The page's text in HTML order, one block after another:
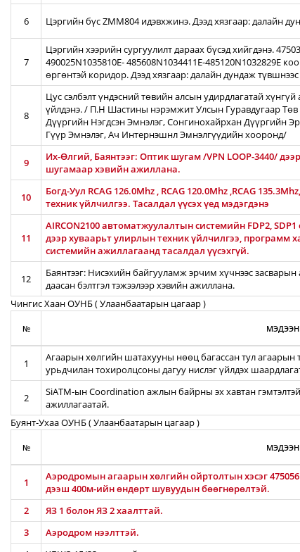
6 Цэргийн бүс ZMM804 идэвхжинэ. Дээд хязгаар: далайн
7
Цэргийн хээрийн сургуулилт дараах бүсэд хийгдэнэ.
490025N1035810E- 485608N1034411E-485120N1032829E
өргөнтэй коридор. Дээд хязгаар: далайн дундаж
8
Цус сэлбэлт үндэсний төвийн алсын удирдлагатай
үйлдэнэ. / П.Н Шастины нэрэмжит Улсын Гуравдугаар
Дүүргийн Нэгдсэн Эмнэлэг, Сонгинохайрхан Дүүргийн
Гүүр Эмнэлэг, Ач Интернэшнл Эмнэлгүүдийн хооронд/
9
Их-Өлгий, Баянтээг: Оптик шугам /VPN LOOP-3440/
шугамаар хэвийн ажиллана.
10
Богд-Уул RCAG 126.0Mhz , RCAG 120.0Mhz ,RCAG
техник үйлчилгээ. Тасалдал үүсэх үед мэдэгдэнэ
11
AIRCON2100 автоматжуулалтын системийн FDP2,
дээр хуваарьт улирлын техник үйлчилгээ,
системийн ажиллагаанд тасалдал үүсэхгүй.
12
Баянтээг: Нисэхийн байгууламж эрчим хүчнээс
даасан бэлтгэл тэжээлээр хэвийн ажиллана.
Чингис Хаан ОУНБ ( Улаанбаатарын цагаар )
№
1
Агаарын хөлгийн шатахууны нөөц багассан тул агаарын
урьдчилан тохиролцсоны дагуу нислэг үйлдэх
2
SiATM-ын Coordination ажлын байрны эх хавтан
ажиллагаатай.
Буянт-Ухаа ОУНБ ( Улаанбаатарын цагаар )
№
1
Аэродромын агаарын хөлгийн ойртолтын хэсэг
дээш 400м-ийн өндөрт шувуудын бөөгнөрөлтэй.
2 ЯЗ 1 болон ЯЗ 2 хаалттай.
3
Аэродром нээлттэй.